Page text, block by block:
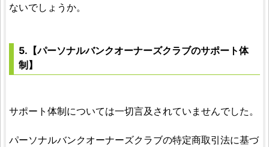
ないでしょうか。
5.【パーソナルバンクオーナーズクラブのサポート体
制】
サポート体制については一切言及されていませんでした。
パーソナルバンクオーナーズクラブの特定商取引法に基づ